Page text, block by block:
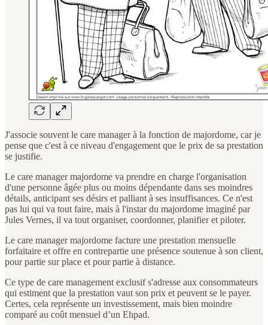
J'associe souvent le care manager à la fonction de majordome, car je
pense que c'est à ce niveau d'engagement que le prix de sa prestation
se justifie.
Le care manager majordome va prendre en charge l'organisation
d'une personne âgée plus ou moins dépendante dans ses moindres
détails, anticipant ses désirs et palliant à ses insuffisances. Ce n'est
pas lui qui va tout faire, mais à l'instar du majordome imaginé par
Jules Vernes, il va tout organiser, coordonner, planifier et piloter.
Le care manager majordome facture une prestation mensuelle
forfaitaire et offre en contrepartie une présence soutenue à son client,
pour partie sur place et pour partie à distance.
Ce type de care management exclusif s'adresse aux consommateurs
qui estiment que la prestation vaut son prix et peuvent se le payer.
Certes, cela représente un investissement, mais bien moindre
comparé au coût mensuel d’un Ehpad.